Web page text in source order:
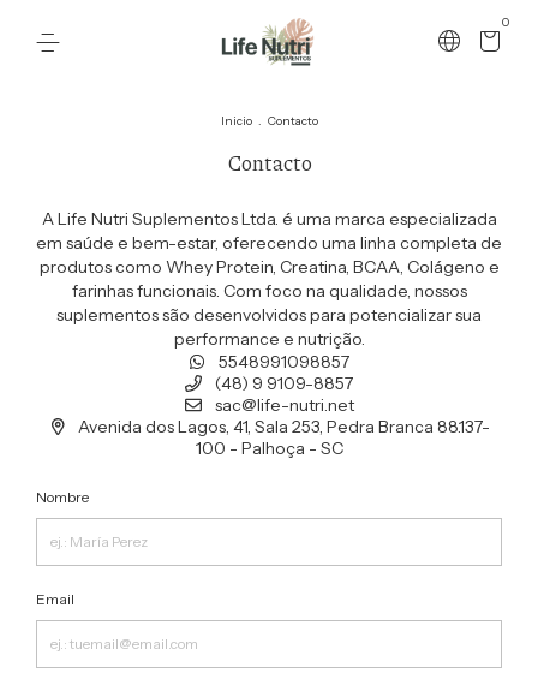
0
Inicio . Contacto
Contacto
A Life Nutri Suplementos Ltda. é uma marca especializada
em saúde e bem-estar, oferecendo uma linha completa de
produtos como Whey Protein, Creatina, BCAA, Colágeno e
farinhas funcionais. Com foco na qualidade, nossos
suplementos são desenvolvidos para potencializar sua
performance e nutrição.
5548991098857
(48) 9 9109-8857
sac@life-nutri.net
Avenida dos Lagos, 41, Sala 253, Pedra Branca 88.137-
100 - Palhoça - SC
Nombre
Email